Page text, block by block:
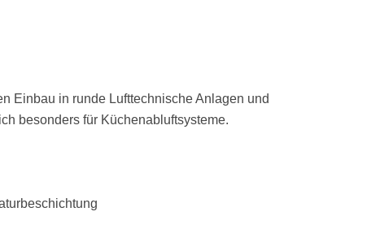
Einbau in runde Lufttechnische Anlagen und
besonders für Küchenabluftsysteme.